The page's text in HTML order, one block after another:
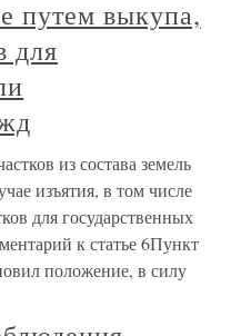
путем выкупа,
для
из состава земель
изъятия, в том числе
для государственных
к статье 6Пункт
положение, в силу